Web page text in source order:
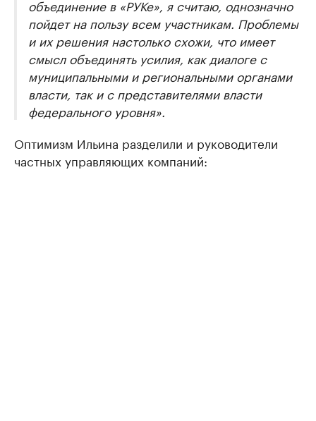
объединение в «РУКе», я считаю, однозначно
пойдет на пользу всем участникам. Проблемы
и их решения настолько схожи, что имеет
смысл объединять усилия, как диалоге с
муниципальными и региональными органами
власти, так и с представителями власти
федерального уровня».
Оптимизм Ильина разделили и руководители
частных управляющих компаний: